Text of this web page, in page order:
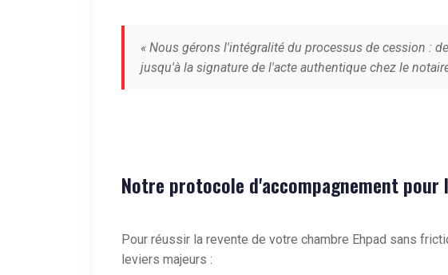
« Nous gérons l'intégralité du processus de cession :
jusqu'à la signature de l'acte authentique chez le
Notre protocole d'accompagnement
Pour réussir la revente de votre chambre Ehpad sans
leviers majeurs :